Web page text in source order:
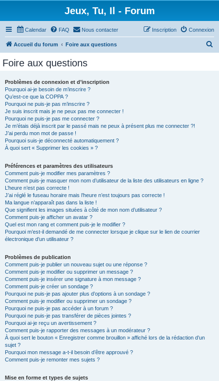
Jeux, Tu, Il - Forum
Calendar FAQ Nous contacter Connexion
Inscription
Accueil du forum Foire aux questions
Foire aux questions
Problèmes de connexion et d’inscription
Pourquoi ai-je besoin de m’inscrire ?
Qu’est-ce que la COPPA ?
Pourquoi ne puis-je pas m’inscrire ?
Je suis inscrit mais je ne peux pas me connecter !
Pourquoi ne puis-je pas me connecter ?
Je m’étais déjà inscrit par le passé mais ne peux à présent plus me connecter ?!
J’ai perdu mon mot de passe !
Pourquoi suis-je déconnecté automatiquement ?
À quoi sert « Supprimer les cookies » ?
Préférences et paramètres des utilisateurs
Comment puis-je modifier mes paramètres ?
Comment puis-je masquer mon nom d’utilisateur de la liste des utilisateurs en ligne ?
L’heure n’est pas correcte !
J’ai réglé le fuseau horaire mais l’heure n’est toujours pas correcte !
Ma langue n’apparaît pas dans la liste !
Que signifient les images situées à côté de mon nom d’utilisateur ?
Comment puis-je afficher un avatar ?
Quel est mon rang et comment puis-je le modifier ?
Pourquoi m’est-il demandé de me connecter lorsque je clique sur le lien de courrier
électronique d’un utilisateur ?
Problèmes de publication
Comment puis-je publier un nouveau sujet ou une réponse ?
Comment puis-je modifier ou supprimer un message ?
Comment puis-je insérer une signature à mon message ?
Comment puis-je créer un sondage ?
Pourquoi ne puis-je pas ajouter plus d’options à un sondage ?
Comment puis-je modifier ou supprimer un sondage ?
Pourquoi ne puis-je pas accéder à un forum ?
Pourquoi ne puis-je pas transférer de pièces jointes ?
Pourquoi ai-je reçu un avertissement ?
Comment puis-je rapporter des messages à un modérateur ?
À quoi sert le bouton « Enregistrer comme brouillon » affiché lors de la rédaction d’un
sujet ?
Pourquoi mon message a-t-il besoin d’être approuvé ?
Comment puis-je remonter mes sujets ?
Mise en forme et types de sujets